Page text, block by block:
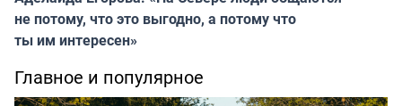
не потому, что это выгодно, а потому что
ты им интересен»
Главное и популярное